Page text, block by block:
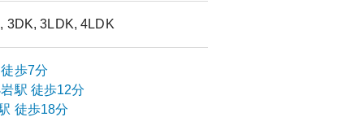
3DK, 3LDK, 4LDK
歩7分
駅 徒歩12分
徒歩18分